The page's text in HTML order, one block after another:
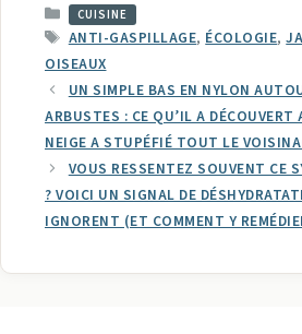
CATÉGORIES
CUISINE
ÉTIQUETTES
ANTI-GASPILLAGE, ÉCOLOGIE,
OISEAUX
UN SIMPLE BAS EN NYLON
ARBUSTES : CE QU’IL A DÉCOUVERT
NEIGE A STUPÉFIÉ TOUT LE
VOUS RESSENTEZ SOUVENT CE
? VOICI UN SIGNAL DE
IGNORENT (ET COMMENT Y